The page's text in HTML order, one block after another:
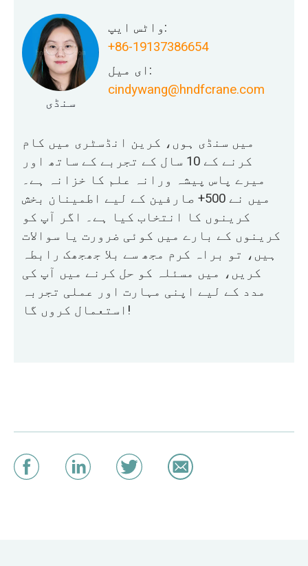
سنڈی
واٹس ایپ:
+86-19137386654
ای میل:
cindywang@hndfcrane.com
میں سنڈی ہوں، کرین انڈسٹری میں کام
کرنے کے 10 سال کے تجربے کے ساتھ اور
میرے پاس پیشہ ورانہ علم کا خزانہ ہے۔
میں نے 500+ صارفین کے لیے اطمینان بخش
کرینوں کا انتخاب کیا ہے۔ اگر آپ کو
کرینوں کے بارے میں کوئی ضرورت یا سوالات
ہیں، تو براہ کرم مجھ سے بلا جھجھک رابطہ
کریں، میں مسئلہ کو حل کرنے میں آپ کی
مدد کے لیے اپنی مہارت اور عملی تجربہ
استعمال کروں گا!